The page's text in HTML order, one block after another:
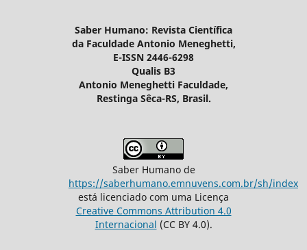
Saber Humano: Revista Científica
da Faculdade Antonio Meneghetti,
E-ISSN 2446-6298
Qualis B3
Antonio Meneghetti Faculdade,
Restinga Sêca-RS, Brasil.
Saber Humano de
https://saberhumano.emnuvens.com.br/sh/index
está licenciado com uma Licença
Creative Commons Attribution 4.0
Internacional (CC BY 4.0).